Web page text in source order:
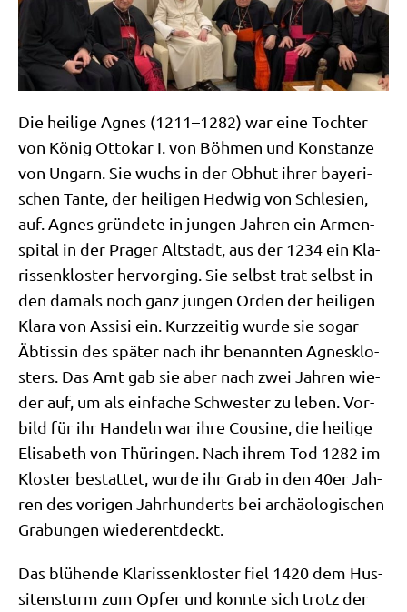
Die hei­li­ge Agnes (1211–1282) war eine Toch­ter
von König Otto­kar I. von Böh­men und Kon­stan­ze
von Ungarn. Sie wuchs in der Obhut ihrer baye­ri­
schen Tan­te, der hei­li­gen Hed­wig von Schle­si­en,
auf. Agnes grün­de­te in jun­gen Jah­ren ein Armen­
spi­tal in der Pra­ger Alt­stadt, aus der 1234 ein Kla­
ris­sen­klo­ster her­vor­ging. Sie selbst trat selbst in
den damals noch ganz jun­gen Orden der hei­li­gen
Kla­ra von Assi­si ein. Kurz­zei­tig wur­de sie sogar
Äbtis­sin des spä­ter nach ihr benann­ten Agnes­klo­
sters. Das Amt gab sie aber nach zwei Jah­ren wie­
der auf, um als ein­fa­che Schwe­ster zu leben. Vor­
bild für ihr Han­deln war ihre Cou­si­ne, die hei­li­ge
Eli­sa­beth von Thü­rin­gen. Nach ihrem Tod 1282 im
Klo­ster bestat­tet, wur­de ihr Grab in den 40er Jah­
ren des vori­gen Jahr­hun­derts bei archäo­lo­gi­schen
Gra­bun­gen wiederentdeckt.
Das blü­hen­de Kla­ris­sen­klo­ster fiel 1420 dem Hus­
si­ten­sturm zum Opfer und konn­te sich trotz der